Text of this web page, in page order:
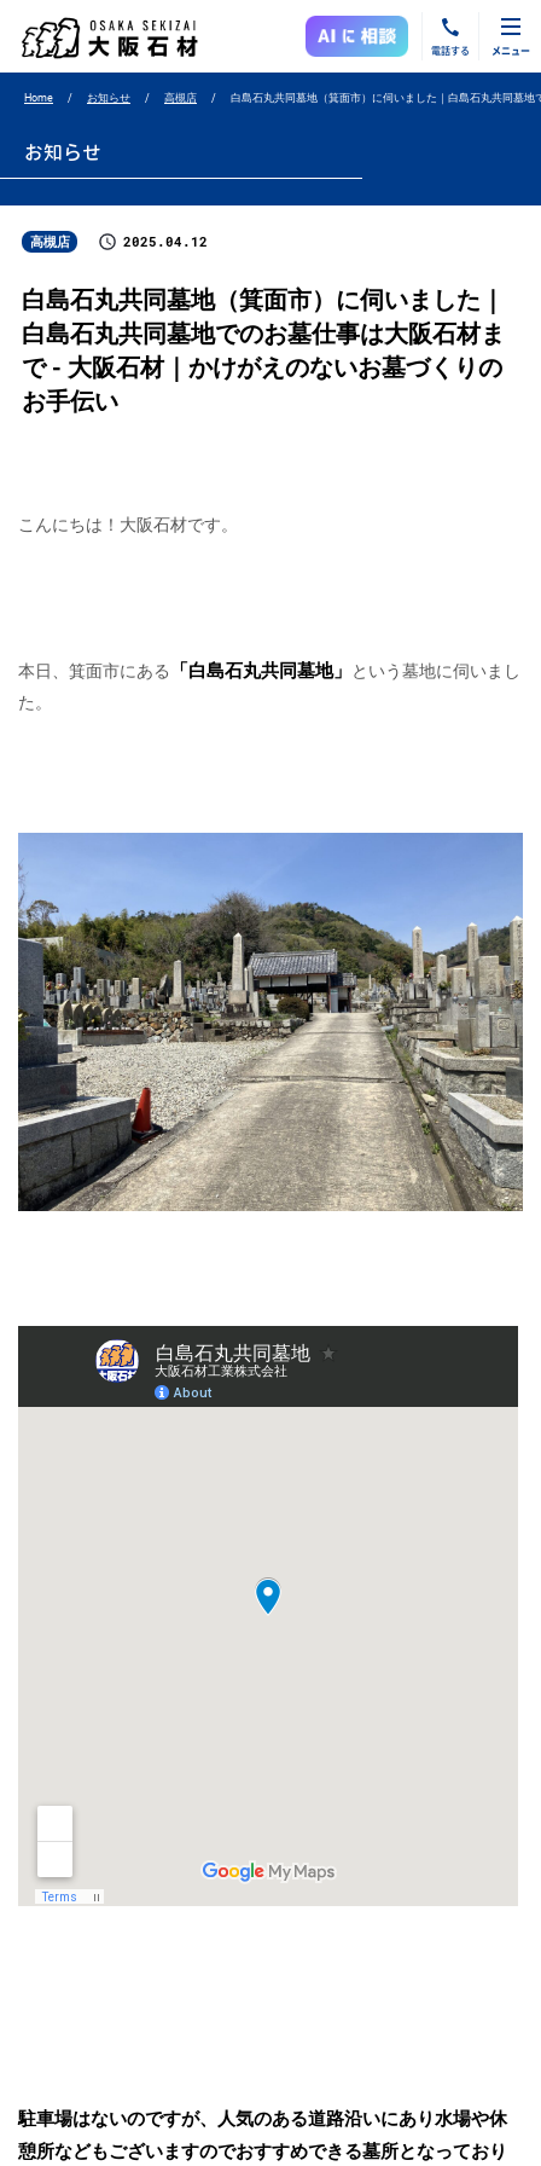
電話する メニュー
Home お知らせ 高槻店 白島石丸共同墓地（箕面市）に伺いました｜白島石丸共同墓地
お知らせ
高槻店 2025.04.12
白島石丸共同墓地（箕面市）に伺いました｜
白島石丸共同墓地でのお墓仕事は大阪石材ま
で - 大阪石材｜かけがえのないお墓づくりの
お手伝い
こんにちは！大阪石材です。
本日、箕面市にある 「白島石丸共同墓地」
という墓地に伺いまし
た。
駐車場はないのですが、人気のある道路沿いにあり水場や休
憩所などもございますのでおすすめできる墓所となっており